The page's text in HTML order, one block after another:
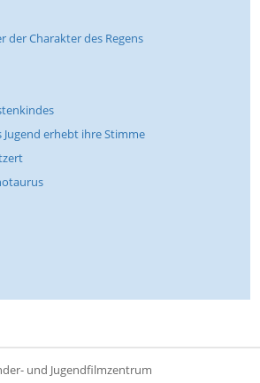
der Charakter des Regens
erhebt ihre Stimme
und Jugendfilmzentrum